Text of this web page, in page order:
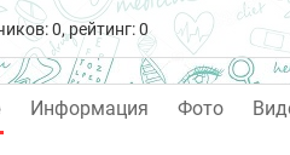
0, рейтинг: 0
Информация Фото